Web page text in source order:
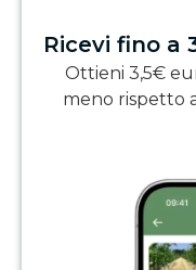
Ricevi fino a
Ottieni 3,5€
meno rispetto